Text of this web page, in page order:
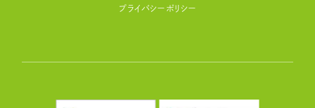
プライバシーポリシー